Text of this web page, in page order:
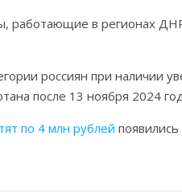
работающие в регионах
россиян при наличии
после 13 ноября 2024
по 4 млн рублей появились